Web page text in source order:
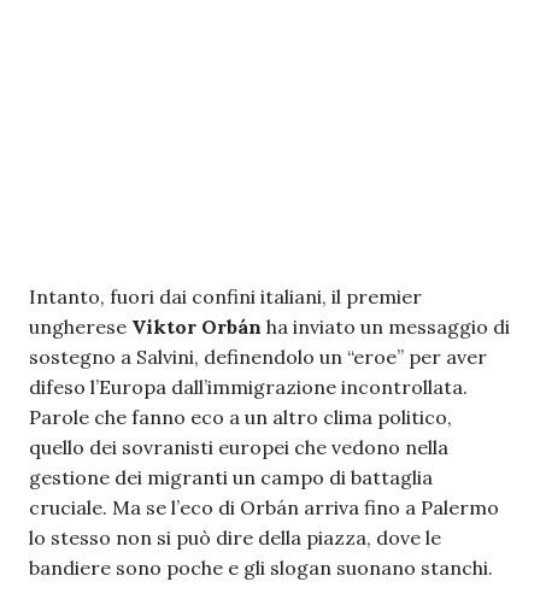
Intanto, fuori dai confini italiani, il premier
ungherese Viktor Orbán ha inviato un messaggio di
sostegno a Salvini, definendolo un “eroe” per aver
difeso l’Europa dall’immigrazione incontrollata.
Parole che fanno eco a un altro clima politico,
quello dei sovranisti europei che vedono nella
gestione dei migranti un campo di battaglia
cruciale. Ma se l’eco di Orbán arriva fino a Palermo
lo stesso non si può dire della piazza, dove le
bandiere sono poche e gli slogan suonano stanchi.